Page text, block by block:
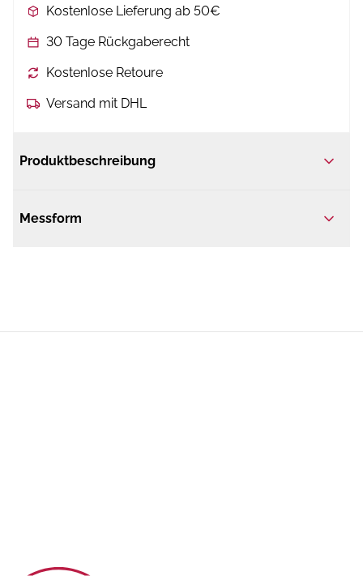
Kostenlose Lieferung ab 50€
30 Tage Rückgaberecht
Kostenlose Retoure
Versand mit DHL
Produktbeschreibung
Messform